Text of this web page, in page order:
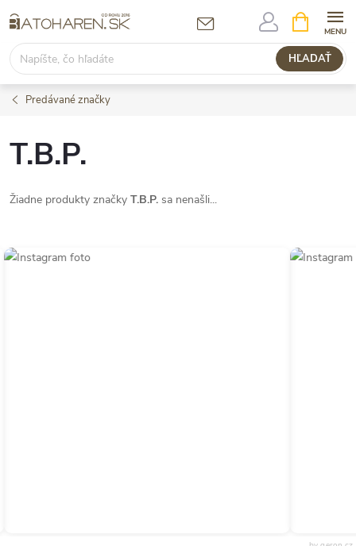
na
obsah
HĽADAŤ
KOŠÍK
Predávané značky
T.B.P.
Žiadne produkty značky T.B.P. sa nenašli...